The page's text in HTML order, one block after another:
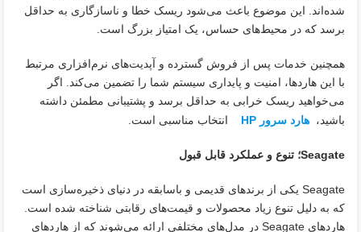
شده‌اند. این موضوع باعث می‌شود ریسک خطا و ناسازگاری به حداقل
برسد که در محیط‌های حساس، یک امتیاز بزرگ است.
همچنین خدمات پس از فروش گسترده و آپدیت‌های نرم‌افزاری مرتبط
با این هاردها، امنیت و پایداری سیستم شما را تضمین می‌کند. اگر
می‌خواهید ریسک خرابی به حداقل برسد و پشتیبانی مطمئن داشته
باشید، هارد سرور HP انتخاب مناسبی است.
Seagate؛ تنوع و عملکرد قابل قبول
Seagate یکی از برندهای قدیمی و باسابقه در دنیای ذخیره‌سازی است
که به دلیل تنوع زیاد محصولات و قیمت‌های رقابتی شناخته شده است.
هاردهای Seagate در مدل‌های مختلفی ارائه می‌شوند که از هاردهای